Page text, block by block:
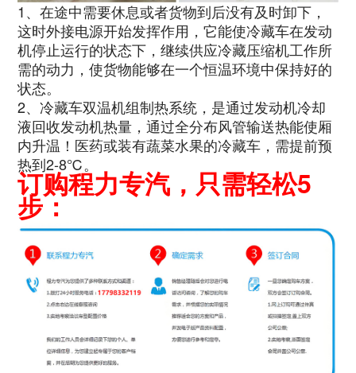
1、在途中需要休息或者货物到后没有及时卸下，
这时外接电源开始发挥作用，它能使冷藏车在发动
机停止运行的状态下，继续供应冷藏压缩机工作所
需的动力，使货物能够在一个恒温环境中保持好的
状态。
2、冷藏车双温机组制热系统，是通过发动机冷却
液回收发动机热量，通过全分布风管输送热能使厢
内升温！医药或装有蔬菜水果的冷藏车，需提前预
热到2-8℃。
订购程力专汽，只需轻松5
步：